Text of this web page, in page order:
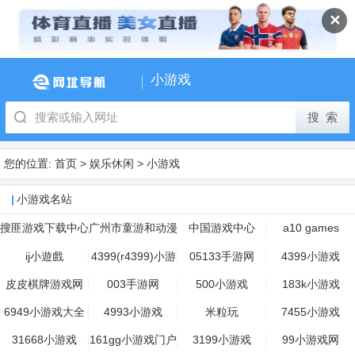
✕
小游戏
您的位置: 首页 > 娱乐休闲 > 小游戏
小游戏名站
搜匪游戏下载中心广州市童游和动漫
科技有限公司
中国游戏中心 a10 games
ij小遊戲 4399(r4399)小游
戏
05133手游网 4399小游戏
皮皮棋牌游戏网 003手游网 500小游戏 183k小游戏
6949小游戏大全 4993小游戏 米粒玩 7455小游戏
31668小游戏 161gg小游戏门户 3199小游戏 99小游戏网